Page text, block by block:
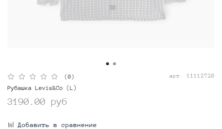
(0) арт. 11112720
Рубашка Levis&Co (L)
3190.00 руб
Добавить в сравнение